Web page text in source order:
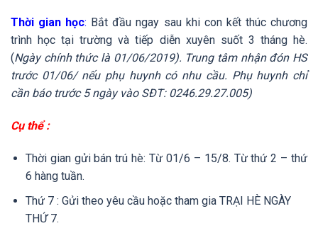
Thời gian học: Bắt đầu ngay sau khi con kết thúc chương
trình học tại trường và tiếp diễn xuyên suốt 3 tháng hè.
(Ngày chính thức là 01/06/2019). Trung tâm nhận đón HS
trước 01/06/ nếu phụ huynh có nhu cầu. Phụ huynh chỉ
cần báo trước 5 ngày vào SĐT: 0246.29.27.005)
Cụ thể :
Thời gian gửi bán trú hè: Từ 01/6 – 15/8. Từ thứ 2 – thứ
6 hàng tuần.
Thứ 7 : Gửi theo yêu cầu hoặc tham gia TRẠI HÈ NGÀY
THỨ 7.